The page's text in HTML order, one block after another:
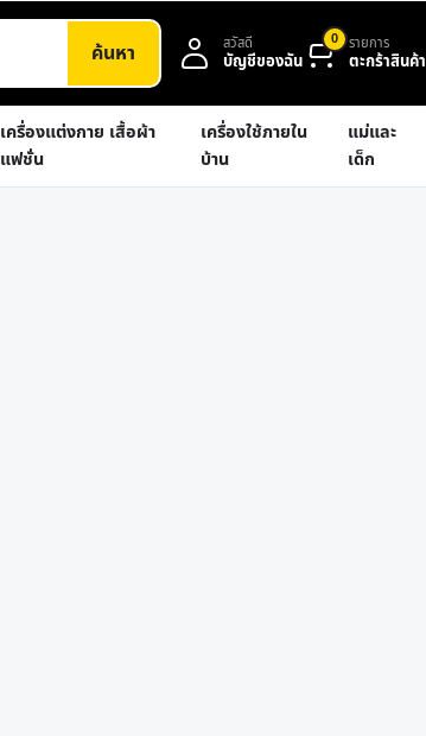
ค้นหา สวัสดี
บัญชีของฉัน
0 รายการ
ตะกร้าสินค้า
เครื่องแต่งกาย เสื้อผ้า
แฟชั่น
เครื่องใช้ภายใน
บ้าน
แม่และ
เด็ก